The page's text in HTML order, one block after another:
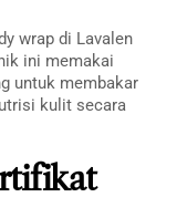
wrap di Lavalen
ini memakai
untuk membakar
kulit secara